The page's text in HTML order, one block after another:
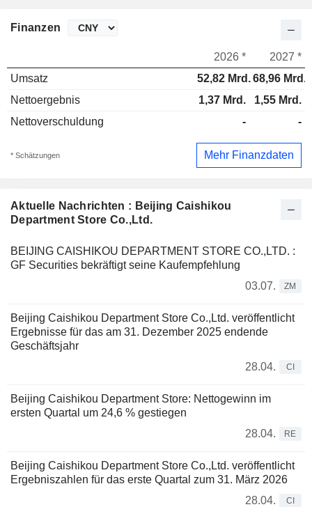
Aktuelle Nachrichten : Beijing Caishikou
Department Store Co.,Ltd.
BEIJING CAISHIKOU DEPARTMENT STORE CO.,LTD. :
GF Securities bekräftigt seine Kaufempfehlung
03.07.
ZM
Beijing Caishikou Department Store Co.,Ltd. veröffentlicht
Ergebnisse für das am 31. Dezember 2025 endende
Geschäftsjahr
28.04.
CI
Beijing Caishikou Department Store: Nettogewinn im
ersten Quartal um 24,6 % gestiegen
28.04.
RE
Beijing Caishikou Department Store Co.,Ltd. veröffentlicht
Ergebniszahlen für das erste Quartal zum 31. März 2026
28.04.
CI
Finanzen
2026 *
2027 *
Umsatz
52,82 Mrd.68,96 Mrd.
Nettoergebnis
1,37 Mrd.
1,55 Mrd.
Nettoverschuldung
- -
* Schätzungen Mehr Finanzdaten